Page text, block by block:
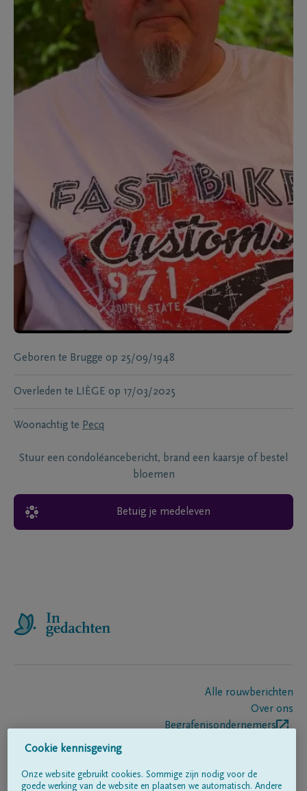
Geboren te Brugge op 25/09/1948
Overleden te LIÈGE op 17/03/2025
Woonachtig te Pecq
Stuur een condoléancebericht, brand een kaarsje of bestel
bloemen
Betuig je medeleven
Alle rouwberichten
Over ons
Begrafenisondernemers
Cookie kennisgeving
Onze website gebruikt cookies. Sommige zijn nodig voor de
goede werking van de website en plaatsen we automatisch. Andere